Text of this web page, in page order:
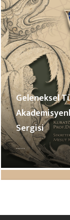
Geleneksel
Sergisi
......